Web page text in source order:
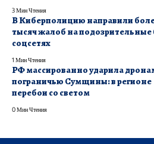
3 Мин Чтения
В Киберполицию направили
тысяч жалоб на подозрительные
соцсетях
1 Мин Чтения
РФ массированно ударила
пограничью Сумщины: в регионе
перебои со светом
0 Мин Чтения